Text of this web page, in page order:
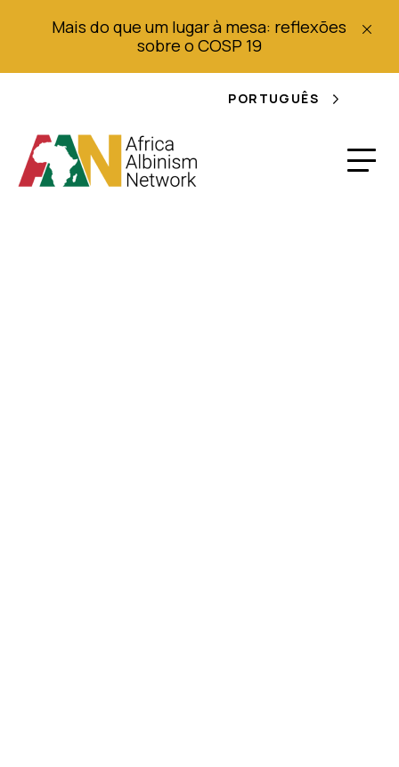
Mais do que um lugar à mesa: reflexões
sobre o COSP 19
PORTUGUÊS